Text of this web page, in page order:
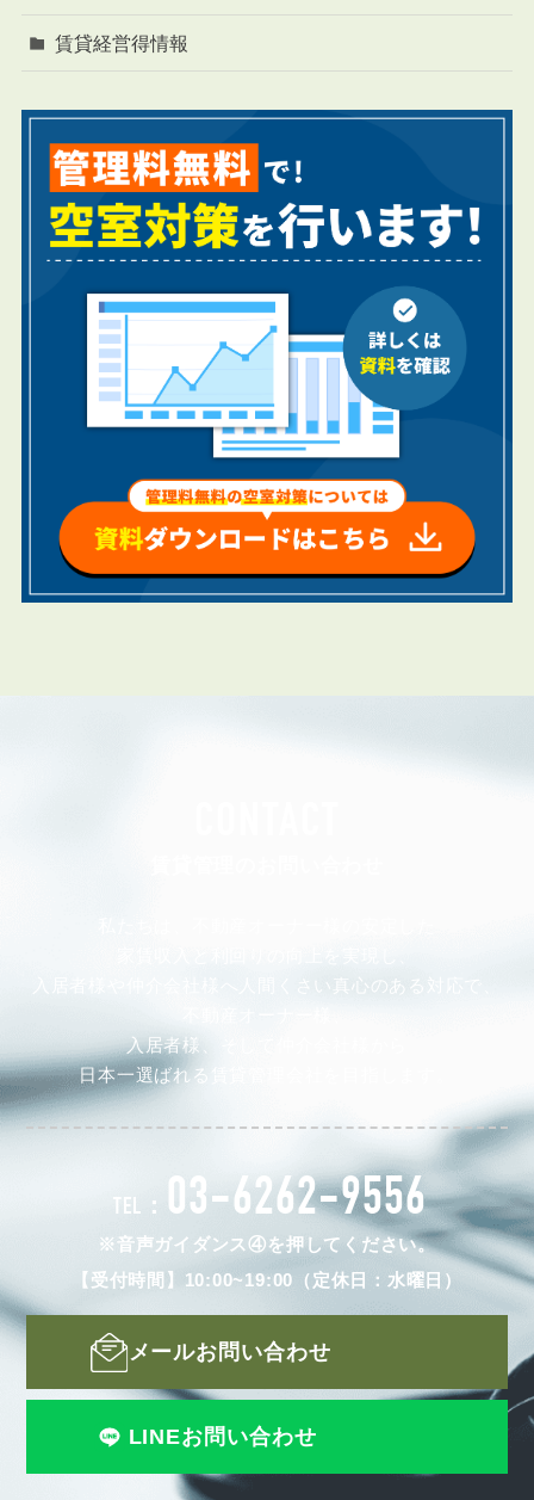
賃貸経営得情報
入居者様や仲介会社様へ人間くさい真心のある対応で、
入居者様、そして仲介会社様から
日本一選ばれる賃貸管理会社を目指します。
TEL： 03-6262-9556
※音声ガイダンス④を押してください。
【受付時間】10:00~19:00（定休日：水曜日）
メールお問い合わせ
LINEお問い合わせ